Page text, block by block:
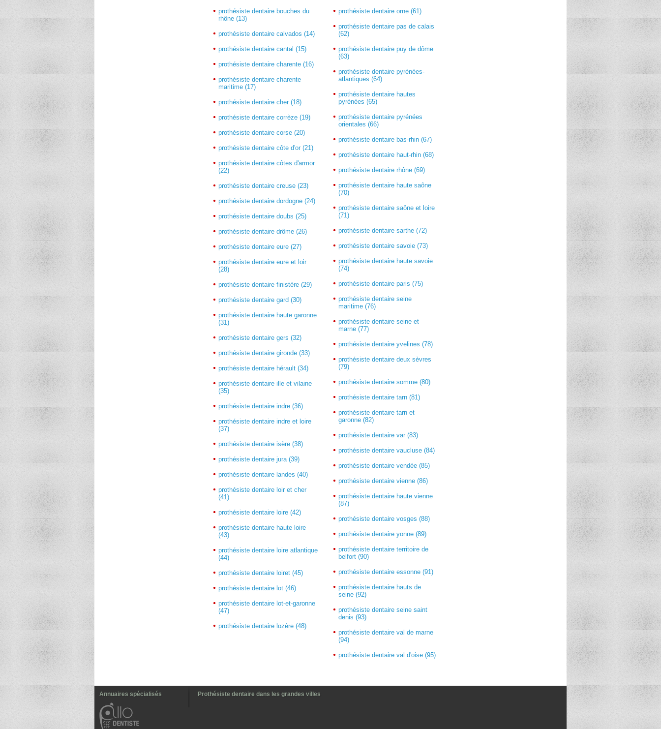
prothésiste dentaire bouches du
rhône (13)
prothésiste dentaire calvados (14)
prothésiste dentaire cantal (15)
prothésiste dentaire charente (16)
prothésiste dentaire charente
maritime (17)
prothésiste dentaire cher (18)
prothésiste dentaire corrèze (19)
prothésiste dentaire corse (20)
prothésiste dentaire côte d'or (21)
prothésiste dentaire côtes d'armor
(22)
prothésiste dentaire creuse (23)
prothésiste dentaire dordogne (24)
prothésiste dentaire doubs (25)
prothésiste dentaire drôme (26)
prothésiste dentaire eure (27)
prothésiste dentaire eure et loir
(28)
prothésiste dentaire finistère (29)
prothésiste dentaire gard (30)
prothésiste dentaire haute garonne
(31)
prothésiste dentaire gers (32)
prothésiste dentaire gironde (33)
prothésiste dentaire hérault (34)
prothésiste dentaire ille et vilaine
(35)
prothésiste dentaire indre (36)
prothésiste dentaire indre et loire
(37)
prothésiste dentaire isère (38)
prothésiste dentaire jura (39)
prothésiste dentaire landes (40)
prothésiste dentaire loir et cher
(41)
prothésiste dentaire loire (42)
prothésiste dentaire haute loire
(43)
prothésiste dentaire loire atlantique
(44)
prothésiste dentaire loiret (45)
prothésiste dentaire lot (46)
prothésiste dentaire lot-et-garonne
(47)
prothésiste dentaire lozère (48)
prothésiste dentaire orne (61)
prothésiste dentaire pas de calais
(62)
prothésiste dentaire puy de dôme
(63)
prothésiste dentaire pyrénées-
atlantiques (64)
prothésiste dentaire hautes
pyrénées (65)
prothésiste dentaire pyrénées
orientales (66)
prothésiste dentaire bas-rhin (67)
prothésiste dentaire haut-rhin (68)
prothésiste dentaire rhône (69)
prothésiste dentaire haute saône
(70)
prothésiste dentaire saône et loire
(71)
prothésiste dentaire sarthe (72)
prothésiste dentaire savoie (73)
prothésiste dentaire haute savoie
(74)
prothésiste dentaire paris (75)
prothésiste dentaire seine
maritime (76)
prothésiste dentaire seine et
marne (77)
prothésiste dentaire yvelines (78)
prothésiste dentaire deux sèvres
(79)
prothésiste dentaire somme (80)
prothésiste dentaire tarn (81)
prothésiste dentaire tarn et
garonne (82)
prothésiste dentaire var (83)
prothésiste dentaire vaucluse (84)
prothésiste dentaire vendée (85)
prothésiste dentaire vienne (86)
prothésiste dentaire haute vienne
(87)
prothésiste dentaire vosges (88)
prothésiste dentaire yonne (89)
prothésiste dentaire territoire de
belfort (90)
prothésiste dentaire essonne (91)
prothésiste dentaire hauts de
seine (92)
prothésiste dentaire seine saint
denis (93)
prothésiste dentaire val de marne
(94)
prothésiste dentaire val d'oise (95)
Annuaires spécialisés Prothésiste dentaire dans les grandes villes